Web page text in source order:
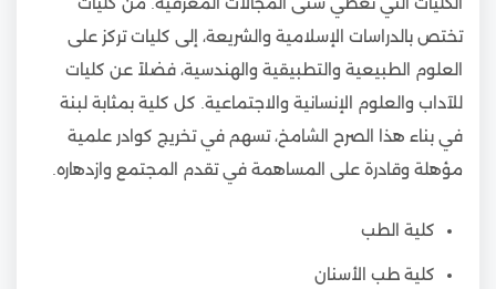
تختص بالدراسات الإسلامية والشريعة، إلى كليات تركز على
العلوم الطبيعية والتطبيقية والهندسية، فضلاً عن كليات
للآداب والعلوم الإنسانية والاجتماعية. كل كلية بمثابة لبنة
في بناء هذا الصرح الشامخ، تسهم في تخريج كوادر علمية
مؤهلة وقادرة على المساهمة في تقدم المجتمع وازدهاره.
كلية الطب
كلية طب الأسنان